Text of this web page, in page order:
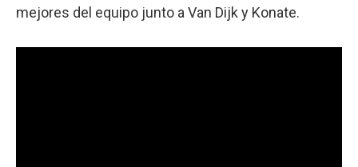
mejores del equipo junto a Van Dijk y Konate.